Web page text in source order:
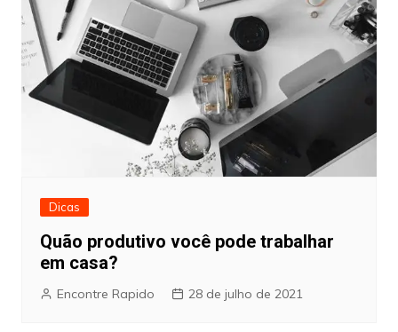
Dicas
Quão produtivo você pode trabalhar
em casa?
Encontre Rapido 28 de julho de 2021